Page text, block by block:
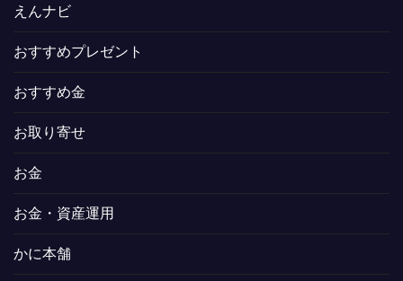
えんナビ
おすすめプレゼント
おすすめ金
お取り寄せ
お金
お金・資産運用
かに本舗